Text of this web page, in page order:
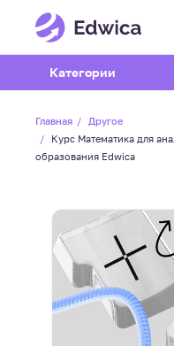
Открыть подменю
Категории
Главная
Другое
Курс Математика для
образования Edwica